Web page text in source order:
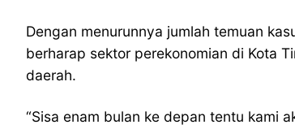
Dengan menurunnya jumlah temuan
berharap sektor perekonomian di Kota
daerah.
“Sisa enam bulan ke depan tentu kami